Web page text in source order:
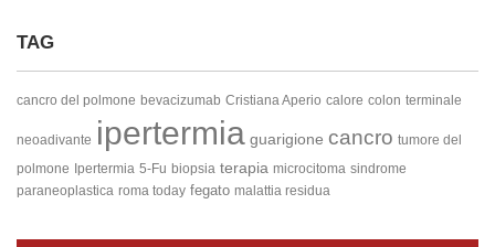
TAG
cancro del polmone bevacizumab Cristiana Aperio calore colon terminale
neoadivante ipertermia guarigione cancro tumore del
polmone Ipertermia 5-Fu biopsia terapia microcitoma sindrome
paraneoplastica roma today fegato malattia residua